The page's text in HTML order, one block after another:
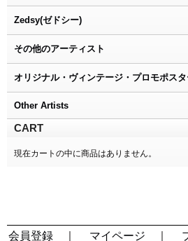
Zedsy(ゼドシー)
その他のアーティスト
オリジナル・ヴィンテージ・プロモポス
Other Artists
CART
現在カートの中に商品はありません。
会員登録 マイページ